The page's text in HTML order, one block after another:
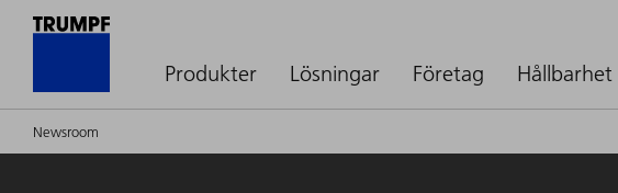
Produkter Lösningar Företag Hållbarhet
Newsroom